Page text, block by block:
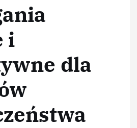
i
dla